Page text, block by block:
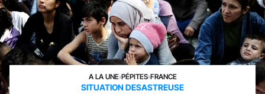
A LA UNE›PÉPITES›FRANCE
SITUATION DESASTREUSE